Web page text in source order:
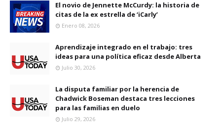
El novio de Jennette McCurdy: la historia de
citas de la ex estrella de ‘iCarly’
Enero 08, 2026
Aprendizaje integrado en el trabajo: tres
ideas para una política eficaz desde Alberta
Julio 30, 2026
La disputa familiar por la herencia de
Chadwick Boseman destaca tres lecciones
para las familias en duelo
Julio 29, 2026